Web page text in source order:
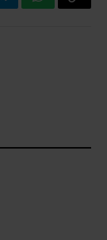
TelegramWhatsApp
Copy